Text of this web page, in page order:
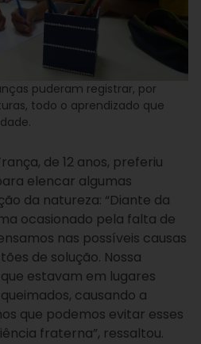
puderam registrar, por
todo o aprendizado que
de 12 anos, preferiu
elencar algumas
da natureza: “Diante da
ocasionado pela falta de
nas possíveis causas
de solução. Nossa
estavam em lugares
causando a
que podemos evitar esses
fraterna”, ressaltou.